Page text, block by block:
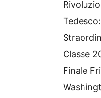
Classe
Finale